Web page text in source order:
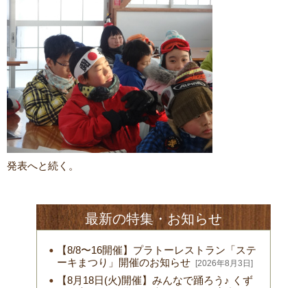
発表へと続く。
最新の特集・お知らせ
【8/8〜16開催】プラトーレストラン「ステ
ーキまつり」開催のお知らせ
[2026年8月3日]
【8月18日(火)開催】みんなで踊ろう♪ くず